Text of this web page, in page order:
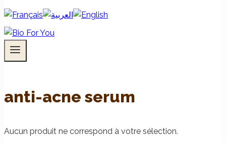
anti-acne serum
Aucun produit ne correspond à votre sélection.